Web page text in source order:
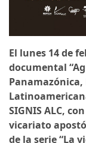
El lunes 14 de
documental
Panamazónica,
SIGNIS ALC,
vicariato
de la serie “La